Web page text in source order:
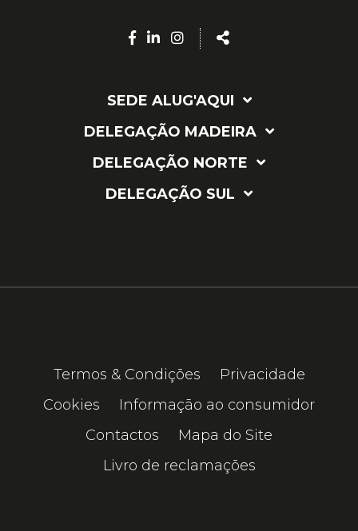
Facebook
Linkedin
Instagram
Share
SEDE ALUG'AQUI
DELEGAÇÃO MADEIRA
DELEGAÇÃO NORTE
DELEGAÇÃO SUL
Termos & Condições
Privacidade
Cookies
Informação ao consumidor
Contactos
Mapa do Site
Livro de reclamações